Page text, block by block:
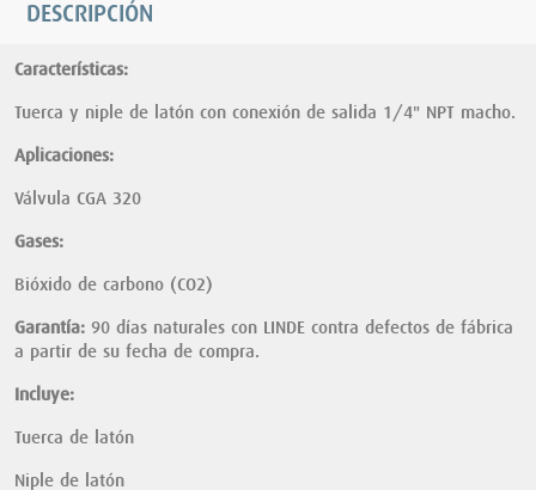
DESCRIPCIÓN
Características:
Tuerca y niple de latón con conexión de salida 1/4" NPT macho.
Aplicaciones:
Válvula CGA 320
Gases:
Bióxido de carbono (CO2)
Garantía: 90 días naturales con LINDE contra defectos de fábrica
a partir de su fecha de compra.
Incluye:
Tuerca de latón
Niple de latón